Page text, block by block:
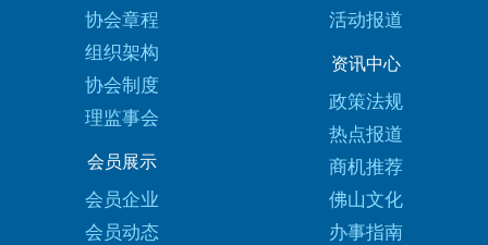
协会章程
组织架构
协会制度
理监事会
活动报道
资讯中心
政策法规
热点报道
商机推荐
佛山文化
办事指南
会员展示
会员企业
会员动态